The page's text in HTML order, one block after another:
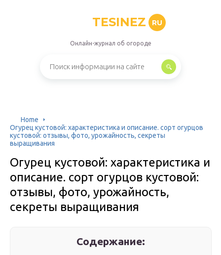
TESINEZ RU
Онлайн-журнал об огороде
Home
Огурец кустовой: характеристика и описание. сорт огурцов
кустовой: отзывы, фото, урожайность, секреты
выращивания
Огурец кустовой: характеристика и
описание. сорт огурцов кустовой:
отзывы, фото, урожайность,
секреты выращивания
Содержание: